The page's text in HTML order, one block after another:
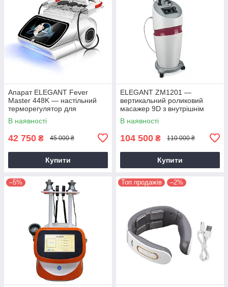
Апарат ELEGANT Fever
Master 448K — настільний
терморегулятор для
глибокого прогрівання,
догляду за фасцією та
В наявності
42 750 ₴ 45 000 ₴
Купити
ELEGANT ZM1201 —
вертикальний роликовий
масажер 9D з внутрішнім
роликом, 4-го покоління,
професійний апарат для
В наявності
104 500 ₴ 110 000 ₴
Купити
–5% Топ продажів –2%